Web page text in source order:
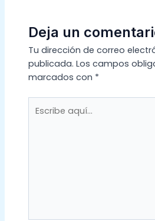
Deja un
Tu dirección de correo
publicada. Los campos
marcados con *
aquí...